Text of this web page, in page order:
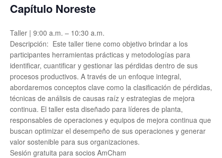
Capítulo Noreste
Taller | 9:00 a.m. – 10:30 a.m.
Descripción: Este taller tiene como objetivo brindar a los
participantes herramientas prácticas y metodologías para
identificar, cuantificar y gestionar las pérdidas dentro de sus
procesos productivos. A través de un enfoque integral,
abordaremos conceptos clave como la clasificación de pérdidas,
técnicas de análisis de causas raíz y estrategias de mejora
continua. El taller esta diseñado para líderes de planta,
responsables de operaciones y equipos de mejora continua que
buscan optimizar el desempeño de sus operaciones y generar
valor sostenible para sus organizaciones.
Sesión gratuita para socios AmCham